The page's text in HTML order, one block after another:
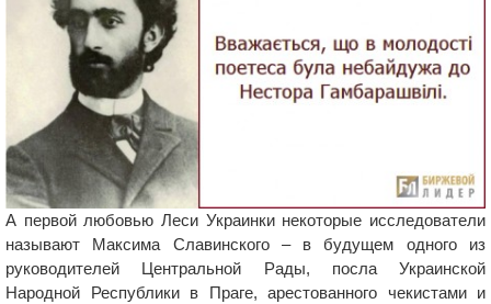
А первой любовью Леси Украинки некоторые исследователи
называют Максима Славинского – в будущем одного из
руководителей Центральной Рады, посла Украинской
Народной Республики в Праге, арестованного чекистами и